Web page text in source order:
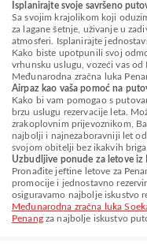
Isplanirajte svoje savršeno
Sa svojim krajolikom koji
za lagane šetnje, uživanje u
atmosferi. Isplanirajte
Kako biste upotpunili svoj
vrhunsku uslugu, vozeći vas
Međunarodna zračna luka
Airpaz kao vaša pomoć na
Kako bi vam pomogao s
brzu uslugu rezervacije leta.
zrakoplovnim prijevoznikom,
najbolji i najnezaboravniji let
svojom obitelji bez ikakvih briga.
Uzbudljive ponude za letove iz
Pronađite jeftine letove za
promocije i jednostavno
osiguravamo najbolje iskustvo
Međunarodna zračna luka
Penangza najbolje iskustvo